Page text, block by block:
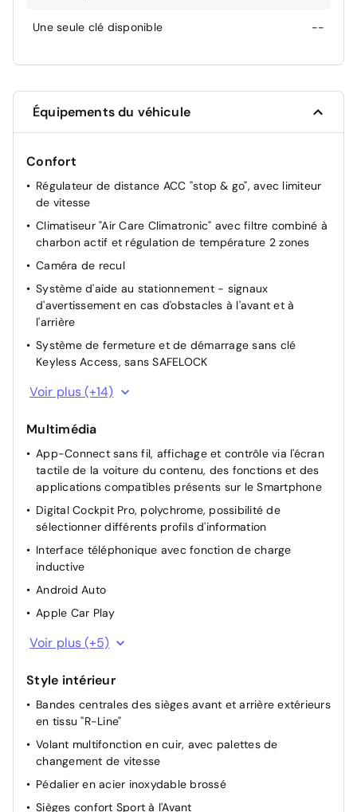
Une seule clé disponible --
Équipements du véhicule
Confort
Régulateur de distance ACC "stop & go", avec limiteur
de vitesse
Climatiseur "Air Care Climatronic" avec filtre combiné à
charbon actif et régulation de température 2 zones
Caméra de recul
Système d'aide au stationnement - signaux
d'avertissement en cas d'obstacles à l'avant et à
l'arrière
Système de fermeture et de démarrage sans clé
Keyless Access, sans SAFELOCK
Rétroviseurs extérieurs réglables, rabattables et
dégivrables électriquement, avec abaissement auto du
Vitres AV et AR électriques
Système de détection de signalisation routière
Sélection du profil de conduite
Appuis lombaires à l'avant
Régulation dynamique des feux de route Dynamic
Light Assist
Projecteurs Matrix LED IQ.LIGHT avec feux de jour à
LED
Sièges Avant avec réglage en hauteur
profondeur
Réglage dynamique du site des projecteurs
Assistant au démarrage en côte
Direction Assistée
Dispositif start/stop de mise en veille avec
récupération de l'énergie au freinage
Voir plus (+14)
Multimédia
App-Connect sans fil, affichage et contrôle via l'écran
tactile de la voiture du contenu, des fonctions et des
applications compatibles présents sur le Smartphone
Digital Cockpit Pro, polychrome, possibilité de
sélectionner différents profils d'information
Interface téléphonique avec fonction de charge
inductive
Android Auto
Apple Car Play
Bluetooth
Ordinateur de bord
Réception de radio numérique DAB+
6 haut-parleurs
Voir plus (+5)
Style intérieur
Bandes centrales des sièges avant et arrière extérieurs
en tissu "R-Line"
Volant multifonction en cuir, avec palettes de
changement de vitesse
Pédalier en acier inoxydable brossé
Sièges confort Sport à l'Avant